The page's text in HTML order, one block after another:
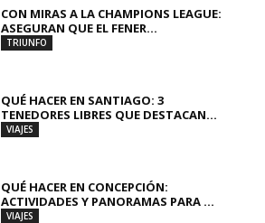
CON MIRAS A LA CHAMPIONS LEAGUE:
ASEGURAN QUE EL FENER...
TRIUNFO
QUÉ HACER EN SANTIAGO: 3
TENEDORES LIBRES QUE DESTACAN...
VIAJES
QUÉ HACER EN CONCEPCIÓN:
ACTIVIDADES Y PANORAMAS PARA ...
VIAJES